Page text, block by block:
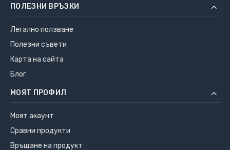
ПОЛЕЗНИ ВРЪЗКИ
Легално ползване
Полезни съвети
Карта на сайта
Блог
МОЯТ ПРОФИЛ
Моят акаунт
Сравни продукти
Връщане на продукт